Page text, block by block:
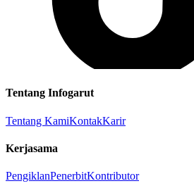
Tentang Infogarut
Tentang KamiKontakKarir
Kerjasama
PengiklanPenerbitKontributor